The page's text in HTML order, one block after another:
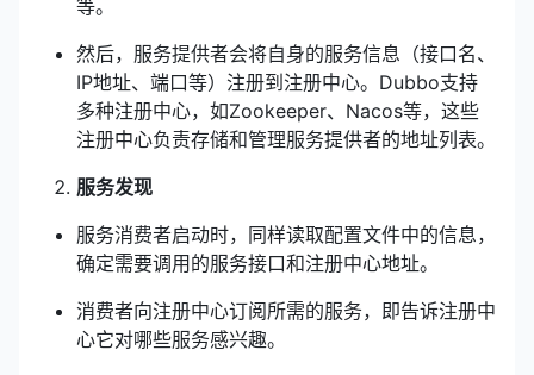
等。
然后，服务提供者会将自身的服务信息（接口名、
IP地址、端口等）注册到注册中心。Dubbo支持
多种注册中心，如Zookeeper、Nacos等，这些
注册中心负责存储和管理服务提供者的地址列表。
服务发现
服务消费者启动时，同样读取配置文件中的信息，
确定需要调用的服务接口和注册中心地址。
消费者向注册中心订阅所需的服务，即告诉注册中
心它对哪些服务感兴趣。